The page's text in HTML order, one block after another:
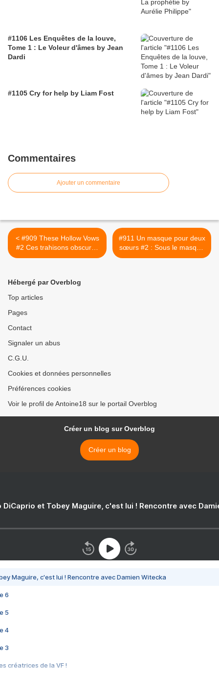
#1106 Les Enquêtes de la louve,
Tome 1 : Le Voleur d'âmes by Jean
Dardi
#1105 Cry for help by Liam Fost
Commentaires
Ajouter un commentaire
< #909 These Hollow Vows
#2 Ces trahisons obscures
by Lexi Ryan
#911 Un masque pour deux
sœurs #2 : Sous le masque
d'Élisabeth by Jc Staignier >
Hébergé par Overblog
Top articles
Pages
Contact
Signaler un abus
C.G.U.
Cookies et données personnelles
Préférences cookies
Voir le profil de Antoine18 sur le portail Overblog
Créer un blog sur Overblog
Créer un blog
DiCaprio et Tobey Maguire, c'est lui ! Rencontre avec
Maguire, c'est lui ! Rencontre avec Damien Witecka
6
5
4
3
créatrices de la VF !